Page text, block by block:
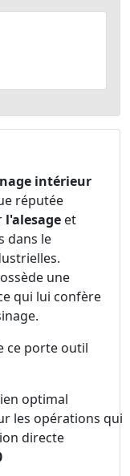
intérieur
réputée
l'alesage et
dans le
une
qui lui confère
ce porte outil
optimal
les opérations qui
directe